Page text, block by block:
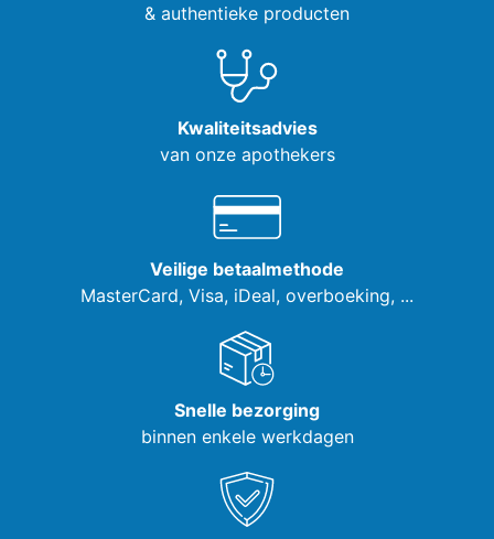
& authentieke producten
Kwaliteitsadvies
van onze apothekers
Veilige betaalmethode
MasterCard, Visa, iDeal, overboeking, ...
Snelle bezorging
binnen enkele werkdagen